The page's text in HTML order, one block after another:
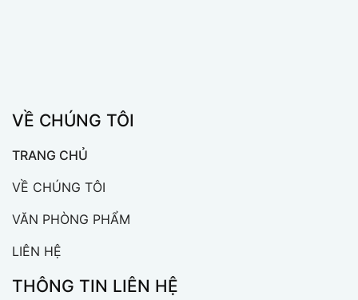
VỀ CHÚNG TÔI
TRANG CHỦ
VỀ CHÚNG TÔI
VĂN PHÒNG PHẨM
LIÊN HỆ
THÔNG TIN LIÊN HỆ